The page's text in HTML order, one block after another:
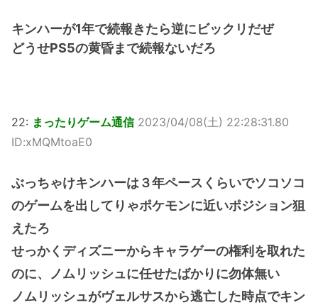
キンハーが1年で続報きたら逆にビックリだぜ
どうせPS5の黄昏まで続報ないだろ
22: まったりゲーム通信 2023/04/08(土) 22:28:31.80
ID:xMQMtoaE0
ぶっちゃけキンハーは３年ペースくらいでソコソコ
のゲームを出してりゃポケモンに近いポジション狙
えたろ
せっかくディズニーからキャラゲーの権利を取れた
のに、ノムリッシュに任せたばかりに勿体無い
ノムリッシュがヴェルサスから逃亡した時点でキン